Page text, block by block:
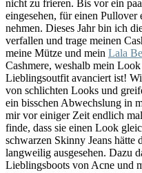
nicht zu frieren. Bis vor ein
eingesehen, für einen
nehmen. Dieses Jahr bin ich
verfallen und trage meinen
meine Mütze und mein Lala
Cashmere, weshalb mein
Lieblingsoutfit avanciert ist!
von schlichten Looks und
ein bisschen Abwechslung in
mir vor einiger Zeit endlich
finde, dass sie einen Look
schwarzen Skinny Jeans
langweilig ausgesehen. Dazu
Lieblingsboots von Acne und